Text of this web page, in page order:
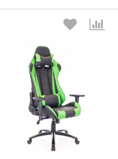
Выберите количество:
Продолжить Отмена